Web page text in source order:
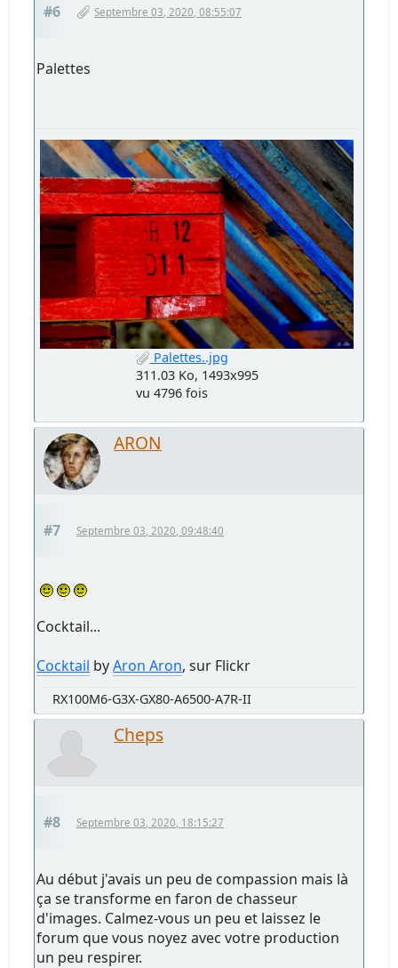
#6 Septembre 03, 2020, 08:55:07
Palettes
Palettes..jpg
311.03 Ko, 1493x995
vu 4796 fois
ARON
#7 Septembre 03, 2020, 09:48:40
Cocktail...
Cocktail byAron Aron, sur Flickr
RX100M6-G3X-GX80-A6500-A7R-II
Cheps
#8 Septembre 03, 2020, 18:15:27
Au début j'avais un peu de compassion mais là
ça se transforme en faron de chasseur
d'images. Calmez-vous un peu et laissez le
forum que vous noyez avec votre production
un peu respirer.